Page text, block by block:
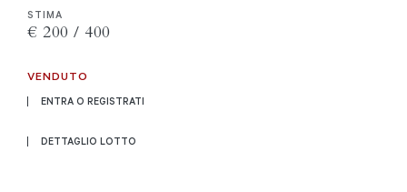
STIMA
€ 200 / 400
VENDUTO
ENTRA O REGISTRATI
DETTAGLIO LOTTO